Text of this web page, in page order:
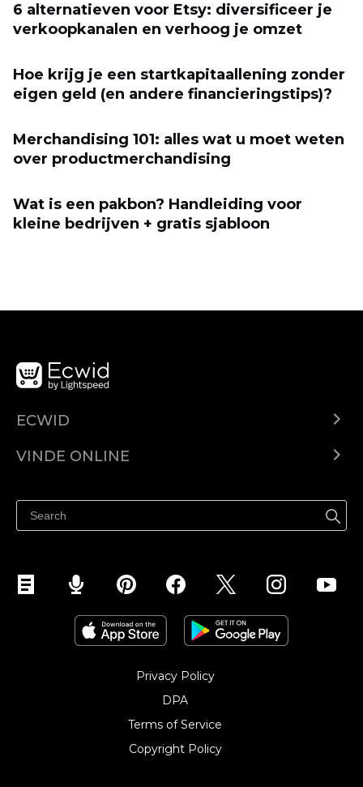
6 alternatieven voor Etsy: diversificeer je
verkoopkanalen en verhoog je omzet
Hoe krijg je een startkapitaallening zonder
eigen geld (en andere financieringstips)?
Merchandising 101: alles wat u moet weten
over productmerchandising
Wat is een pakbon? Handleiding voor
kleine bedrijven + gratis sjabloon
ECWID
Prețuri
VINDE ONLINE
Vinde pe Facebook
Vinde pe Instagram
Privacy Policy
DPA
Terms of Service
Copyright Policy‎